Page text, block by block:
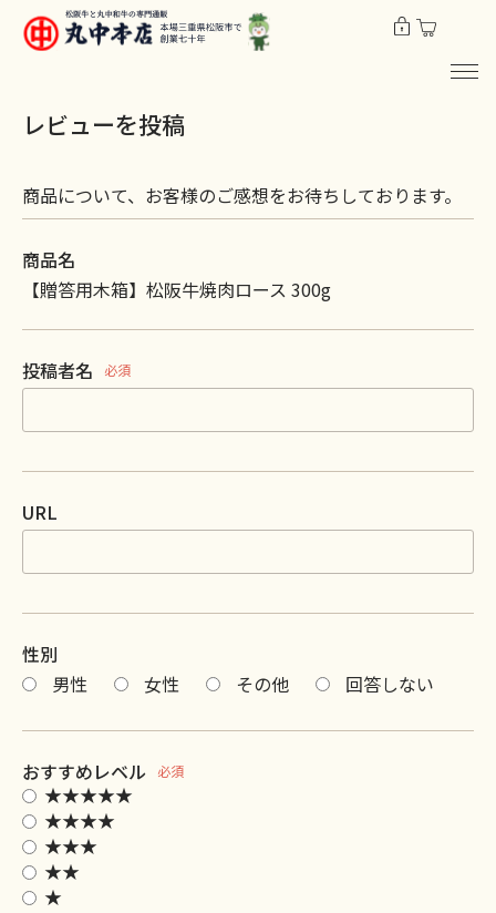
レビューを投稿
商品について、お客様のご感想をお待ちしております。
商品名
【贈答用木箱】松阪牛焼肉ロース 300g
投稿者名 必須
URL
性別
男性
女性 その他 回答しない
おすすめレベル 必須
★★★★★
★★★★
★★★
★★
★